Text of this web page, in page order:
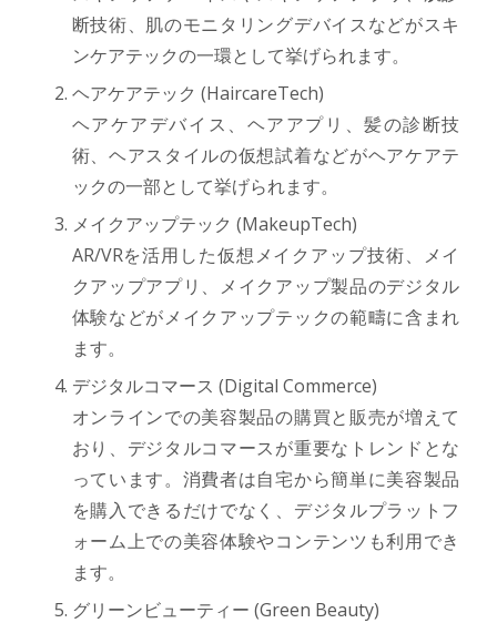
断技術、肌のモニタリングデバイスなどがスキ
ンケアテックの一環として挙げられます。
ヘアケアテック (HaircareTech)
ヘアケアデバイス、ヘアアプリ、髪の診断技
術、ヘアスタイルの仮想試着などがヘアケアテ
ックの一部として挙げられます。
メイクアップテック (MakeupTech)
AR/VRを活用した仮想メイクアップ技術、メイ
クアップアプリ、メイクアップ製品のデジタル
体験などがメイクアップテックの範疇に含まれ
ます。
デジタルコマース (Digital Commerce)
オンラインでの美容製品の購買と販売が増えて
おり、デジタルコマースが重要なトレンドとな
っています。消費者は自宅から簡単に美容製品
を購入できるだけでなく、デジタルプラットフ
ォーム上での美容体験やコンテンツも利用でき
ます。
グリーンビューティー (Green Beauty)